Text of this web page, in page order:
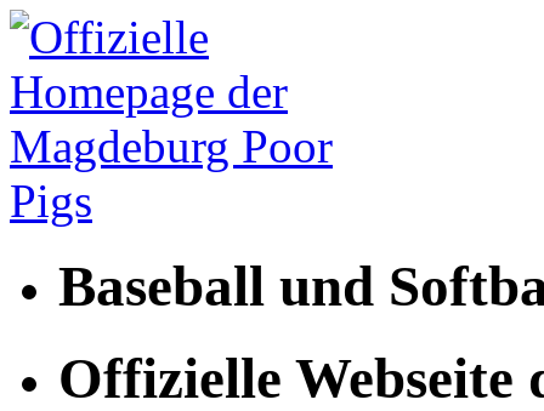
Baseball und
Offizielle Webseite